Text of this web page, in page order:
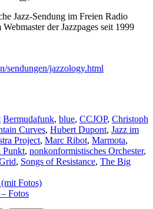
Jazz-Sendung im Freien Radio
der Jazzpages seit 1999
sendungen/jazzology.html
Schlagwörter
Bermudafunk, blue, CCJOP, Christoph
Curves, Hubert Dupont, Jazz im
Project, Marc Ribot, Marmota,
Punkt, nonkonformistisches Orchester,
, Songs of Resistance, The Big
Fotos)
Fotos